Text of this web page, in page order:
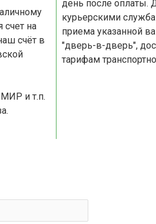
день после оплаты. Доставка по Москве и Московской области осуществляется
курьерскими службами. При доставке по России, доставляем
приема указанной вами
"дверь-в-дверь",
тарифам